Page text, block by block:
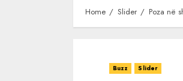
Home Slider Poza në
Buzz Slider